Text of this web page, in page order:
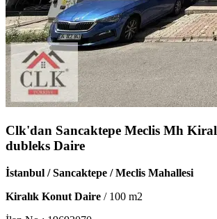
Clk'dan Sancaktepe Meclis Mh
dubleks Daire
İstanbul / Sancaktepe / Meclis Mahallesi
Kiralık Konut Daire / 100 m2